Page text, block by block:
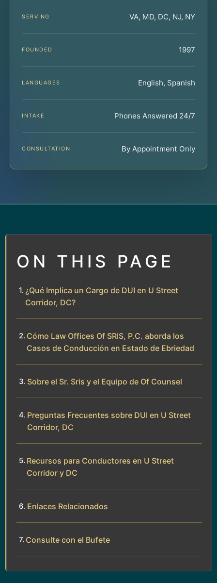
SERVING VA, MD, DC, NJ, NY
FOUNDED 1997
LANGUAGES English, Spanish
INTAKE Phones Answered 24/7
CONSULTATION By Appointment Only
ON THIS PAGE
¿Qué Implica un Cargo de DUI en U Street
Corridor, DC?
Cómo Law Offices Of SRIS, P.C. aborda los
Casos de Conducción en Estado de Ebriedad
Sobre el Sr. Sris y el Equipo de Of Counsel
Preguntas Frecuentes sobre DUI en U Street
Corridor, DC
Recursos para Conductores en U Street
Corridor y DC
Enlaces Relacionados
Consulte con el Bufete